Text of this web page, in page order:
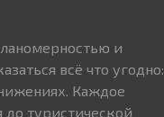
и
всё что угодно:
Каждое
до туристической